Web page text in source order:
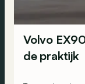
Volvo
de praktijk